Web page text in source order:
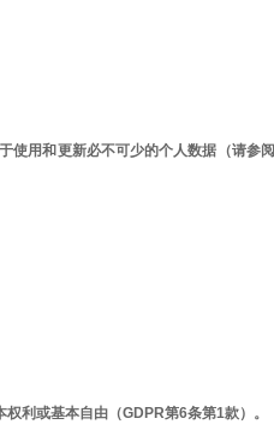
使用和更新必不可少的个人数据（请参阅
权利或基本自由（GDPR第6条第1款）。